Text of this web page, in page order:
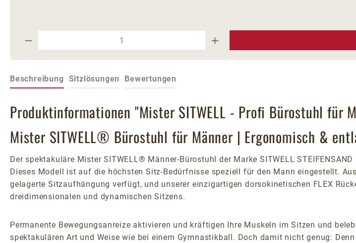
Produkt Anzahl: Gib den gewünschten Wert ein oder
Beschreibung Sitzlösungen Bewertungen
Produktinformationen "Mister SITWELL - Profi Bürostuhl für
Mister SITWELL® Bürostuhl für Männer | Ergonomisch &
Der spektakuläre Mister SITWELL® Männer-Bürostuhl der Marke SITWELL
Dieses Modell ist auf die höchsten Sitz-Bedürfnisse speziell für den Mann eingestellt.
gelagerte Sitzaufhängung verfügt, und unserer einzigartigen dorsokinetischen FLEX
dreidimensionalen und dynamischen Sitzens.
Permanente Bewegungsanreize aktivieren und kräftigen Ihre Muskeln im Sitzen und
spektakulären Art und Weise wie bei einem Gymnastikball. Doch damit nicht genug: